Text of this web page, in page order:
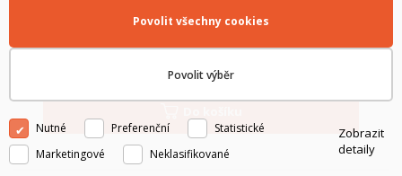
410
Povolit výběr
Povolit všechny cookies
Nutné Preferenční
Statistické
Marketingové
Neklasifikované
Zobrazit
detaily